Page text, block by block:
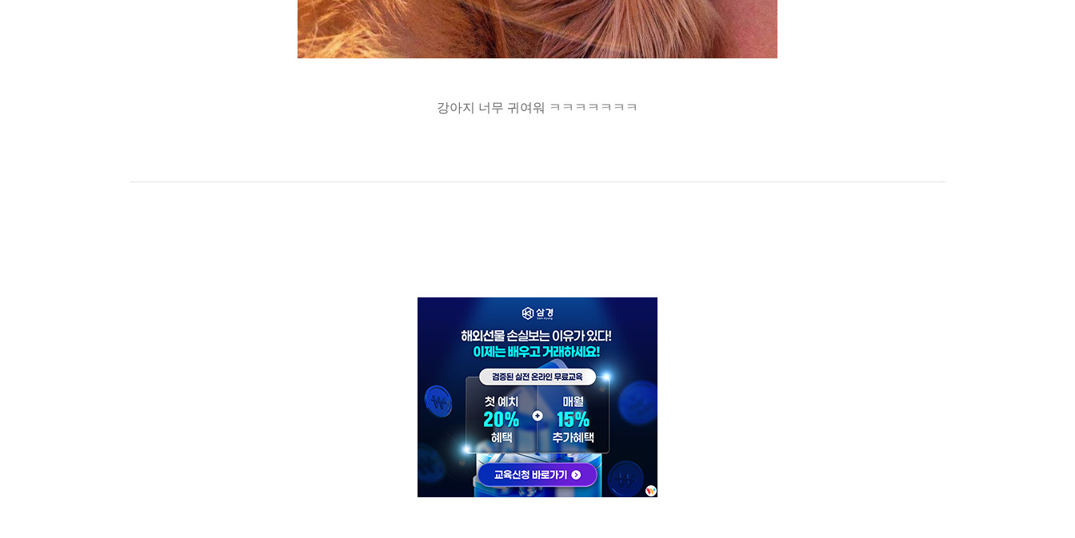
강아지 너무 귀여워 ㅋㅋㅋㅋㅋㅋㅋ